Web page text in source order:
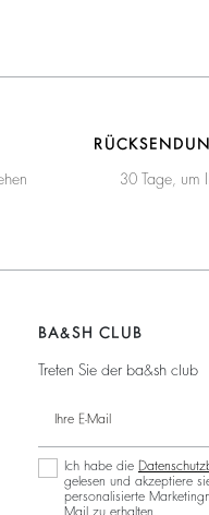
30 Tage, um
BA&SH CLUB
Treten Sie der ba&sh club
Ich habe die
gelesen und akzeptiere
personalisierte
Mail zu erhalten.